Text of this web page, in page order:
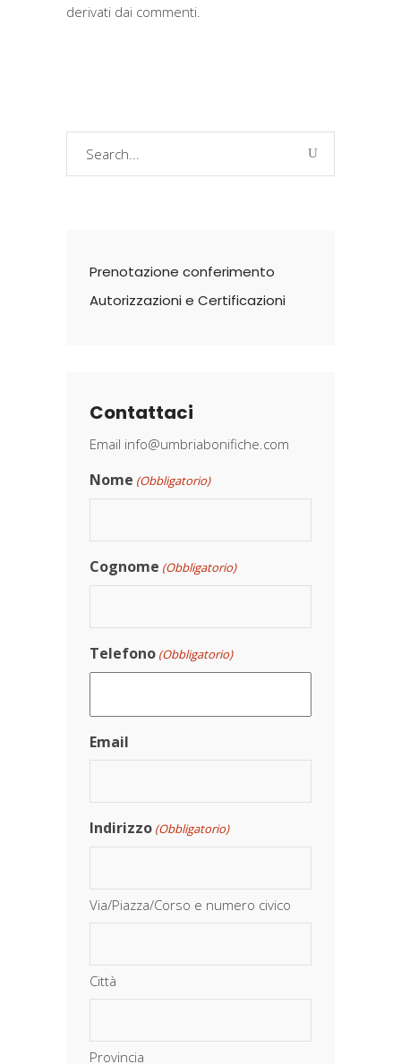
derivati dai commenti.
Prenotazione conferimento
Autorizzazioni e Certificazioni
Contattaci
Email info@umbriabonifiche.com
Nome (Obbligatorio)
Cognome (Obbligatorio)
Telefono (Obbligatorio)
Email
Indirizzo (Obbligatorio)
Via/Piazza/Corso e numero civico
Città
Provincia